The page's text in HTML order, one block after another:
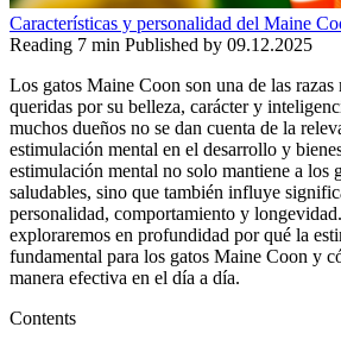
Características y personalidad del Maine
Reading 7 min Published by 09.12.2025
Los gatos Maine Coon son una de las razas
queridas por su belleza, carácter y
muchos dueños no se dan cuenta de la
estimulación mental en el desarrollo y
estimulación mental no solo mantiene a los
saludables, sino que también influye
personalidad, comportamiento y
exploraremos en profundidad por qué la
fundamental para los gatos Maine Coon y
manera efectiva en el día a día.
Contents